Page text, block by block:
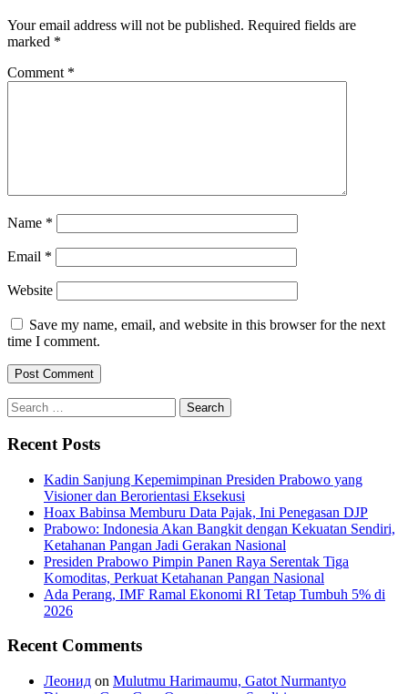
Your email address will not be published. Required fields are
marked *
Comment *
Name *
Email *
Website
Save my name, email, and website in this browser for the next
time I comment.
Search
for:
Recent Posts
Kadin Sanjung Kepemimpinan Presiden Prabowo yang
Visioner dan Berorientasi Eksekusi
Hoax Babinsa Memburu Data Pajak, Ini Penegasan DJP
Prabowo: Indonesia Akan Bangkit dengan Kekuatan Sendiri,
Ketahanan Pangan Jadi Gerakan Nasional
Presiden Prabowo Pimpin Panen Raya Serentak Tiga
Komoditas, Perkuat Ketahanan Pangan Nasional
Ada Perang, IMF Ramal Ekonomi RI Tetap Tumbuh 5% di
2026
Recent Comments
Леонид on Mulutmu Harimaumu, Gatot Nurmantyo